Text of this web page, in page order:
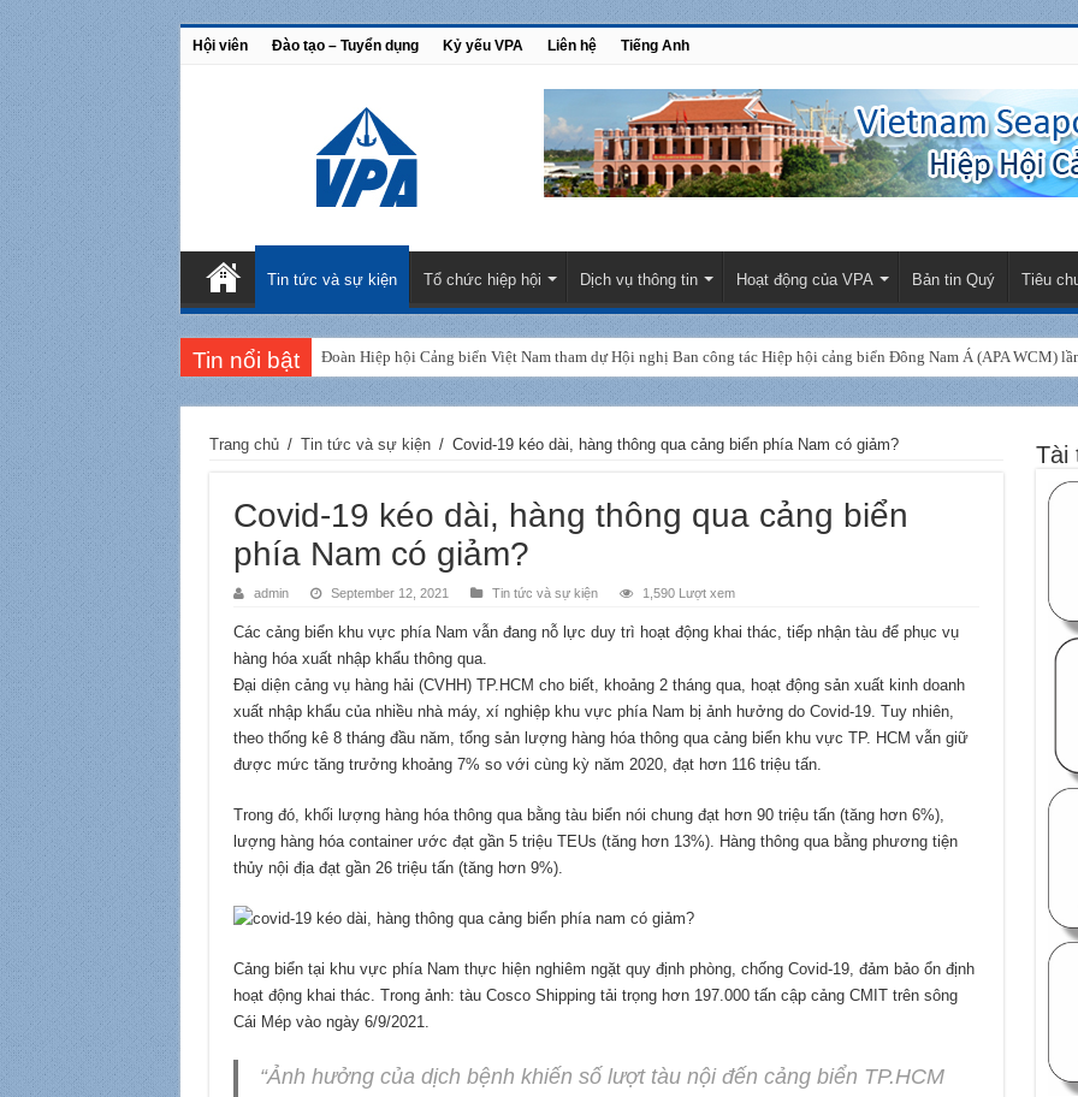
Hội viên Đào tạo – Tuyển dụng Kỷ yếu VPA Liên hệ Tiếng Anh
Tin tức và sự kiện Tổ chức hiệp hội Dịch vụ thông tin Hoạt động của VPA Bản tin Quý Tiêu
Tin nổi bật Đoàn Hiệp hội Cảng biển Việt Nam tham dự Hội nghị Ban công tác Hiệp hội cảng biển Đông Nam Á (APA WCM)
Trang chủ / Tin tức và sự kiện / Covid-19 kéo dài, hàng thông qua cảng biển phía Nam có giảm?
Covid-19 kéo dài, hàng thông qua cảng biển
phía Nam có giảm?
admin September 12, 2021 Tin tức và sự kiện 1,590 Lượt xem
Các cảng biển khu vực phía Nam vẫn đang nỗ lực duy trì hoạt động khai thác, tiếp nhận tàu để phục vụ
hàng hóa xuất nhập khẩu thông qua.
Đại diện cảng vụ hàng hải (CVHH) TP.HCM cho biết, khoảng 2 tháng qua, hoạt động sản xuất kinh doanh
xuất nhập khẩu của nhiều nhà máy, xí nghiệp khu vực phía Nam bị ảnh hưởng do Covid-19. Tuy nhiên,
theo thống kê 8 tháng đầu năm, tổng sản lượng hàng hóa thông qua cảng biển khu vực TP. HCM vẫn giữ
được mức tăng trưởng khoảng 7% so với cùng kỳ năm 2020, đạt hơn 116 triệu tấn.
Trong đó, khối lượng hàng hóa thông qua bằng tàu biển nói chung đạt hơn 90 triệu tấn (tăng hơn 6%),
lượng hàng hóa container ước đạt gần 5 triệu TEUs (tăng hơn 13%). Hàng thông qua bằng phương tiện
thủy nội địa đạt gần 26 triệu tấn (tăng hơn 9%).
Cảng biển tại khu vực phía Nam thực hiện nghiêm ngặt quy định phòng, chống Covid-19, đảm bảo ổn định
hoạt động khai thác. Trong ảnh: tàu Cosco Shipping tải trọng hơn 197.000 tấn cập cảng CMIT trên sông
Cái Mép vào ngày 6/9/2021.
“Ảnh hưởng của dịch bệnh khiến số lượt tàu nội đến cảng biển TP.HCM
Tài